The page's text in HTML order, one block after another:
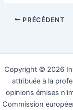
PRÉCÉDENT
Copyright © 2026
attribuée à la
opinions émises
Commission